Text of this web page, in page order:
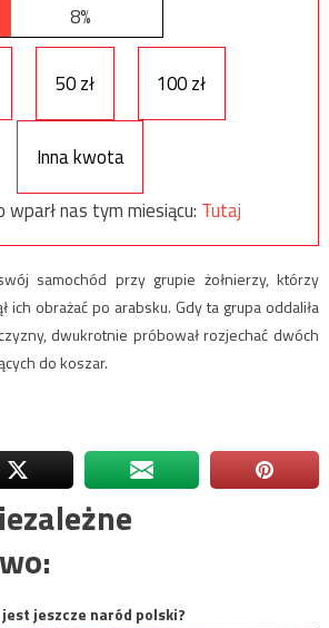
8%
50 zł 100 zł
Inna kwota
wparł nas tym miesiącu: Tutaj
samochód przy grupie żołnierzy, którzy
ich obrażać po arabsku. Gdy ta grupa oddaliła
dwukrotnie próbował rozjechać dwóch
do koszar.
jest jeszcze naród polski?